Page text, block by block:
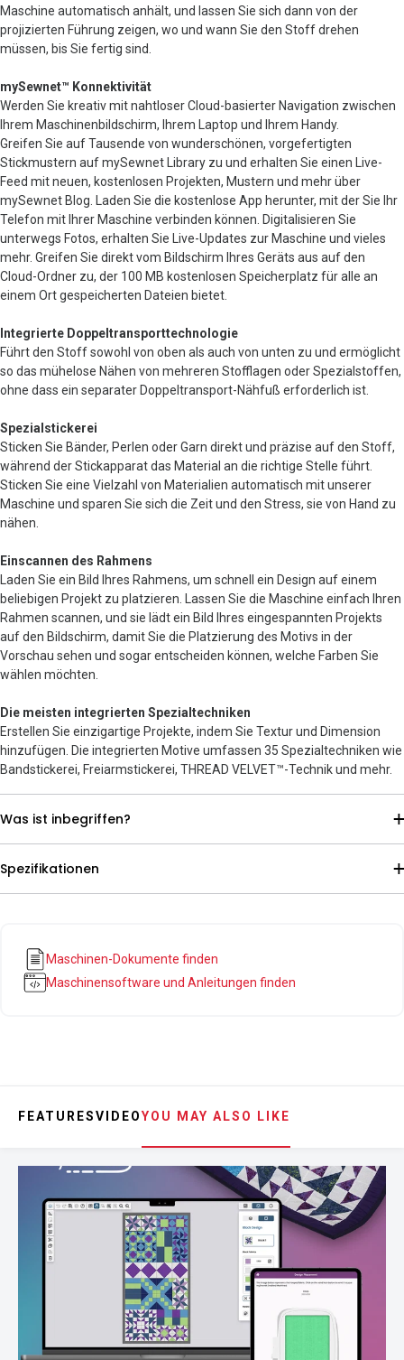
Maschine automatisch anhält, und lassen Sie sich dann von der
projizierten Führung zeigen, wo und wann Sie den Stoff drehen
müssen, bis Sie fertig sind.
mySewnet™ Konnektivität
Werden Sie kreativ mit nahtloser Cloud-basierter Navigation zwischen
Ihrem Maschinenbildschirm, Ihrem Laptop und Ihrem Handy.
Greifen Sie auf Tausende von wunderschönen, vorgefertigten
Stickmustern auf mySewnet Library zu und erhalten Sie einen Live-
Feed mit neuen, kostenlosen Projekten, Mustern und mehr über
mySewnet Blog. Laden Sie die kostenlose App herunter, mit der Sie Ihr
Telefon mit Ihrer Maschine verbinden können. Digitalisieren Sie
unterwegs Fotos, erhalten Sie Live-Updates zur Maschine und vieles
mehr. Greifen Sie direkt vom Bildschirm Ihres Geräts aus auf den
Cloud-Ordner zu, der 100 MB kostenlosen Speicherplatz für alle an
einem Ort gespeicherten Dateien bietet.
Integrierte Doppeltransporttechnologie
Führt den Stoff sowohl von oben als auch von unten zu und ermöglicht
so das mühelose Nähen von mehreren Stofflagen oder Spezialstoffen,
ohne dass ein separater Doppeltransport-Nähfuß erforderlich ist.
Spezialstickerei
Sticken Sie Bänder, Perlen oder Garn direkt und präzise auf den Stoff,
während der Stickapparat das Material an die richtige Stelle führt.
Sticken Sie eine Vielzahl von Materialien automatisch mit unserer
Maschine und sparen Sie sich die Zeit und den Stress, sie von Hand zu
nähen.
Einscannen des Rahmens
Laden Sie ein Bild Ihres Rahmens, um schnell ein Design auf einem
beliebigen Projekt zu platzieren. Lassen Sie die Maschine einfach Ihren
Rahmen scannen, und sie lädt ein Bild Ihres eingespannten Projekts
auf den Bildschirm, damit Sie die Platzierung des Motivs in der
Vorschau sehen und sogar entscheiden können, welche Farben Sie
wählen möchten.
Die meisten integrierten Spezialtechniken
Erstellen Sie einzigartige Projekte, indem Sie Textur und Dimension
hinzufügen. Die integrierten Motive umfassen 35 Spezialtechniken wie
Bandstickerei, Freiarmstickerei, THREAD VELVET™-Technik und mehr.
Was ist inbegriffen?
Spezifikationen
Maschinen-Dokumente finden
Maschinensoftware und Anleitungen finden
FEATURESVIDEOYOU MAY ALSO LIKE